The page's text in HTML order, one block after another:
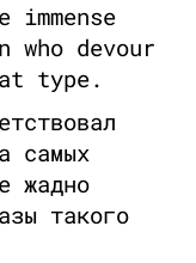
who devour
type.
самых
жадно
такого